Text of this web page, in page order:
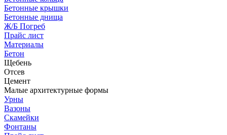
Бетонные крышки
Бетонные днища
Ж/Б Погреб
Прайс лист
Материалы
Бетон
Щебень
Отсев
Цемент
Малые архитектурные формы
Урны
Вазоны
Скамейки
Фонтаны